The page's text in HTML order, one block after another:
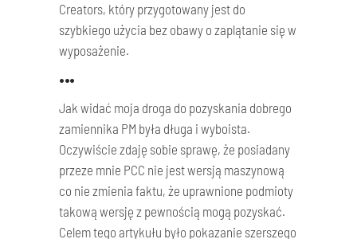
Creators, który przygotowany jest do
szybkiego użycia bez obawy o zaplątanie się w
wyposażenie.
•••
Jak widać moja droga do pozyskania dobrego
zamiennika PM była długa i wyboista.
Oczywiście zdaję sobie sprawę, że posiadany
przeze mnie PCC nie jest wersją maszynową
co nie zmienia faktu, że uprawnione podmioty
takową wersję z pewnością mogą pozyskać.
Celem tego artykułu było pokazanie szerszego